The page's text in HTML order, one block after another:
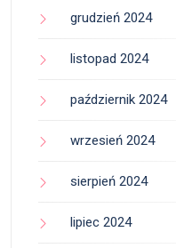
grudzień 2024
listopad 2024
październik 2024
wrzesień 2024
sierpień 2024
lipiec 2024